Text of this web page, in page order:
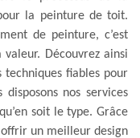
la peinture de toit.
de peinture, c’est
Découvrez ainsi
fiables pour
nos services
soit le type. Grâce
offrir un meilleur design